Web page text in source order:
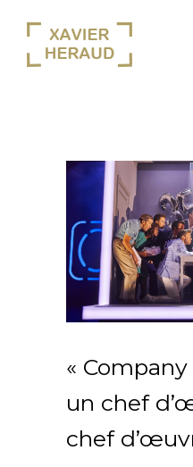
« Company
un chef
chef